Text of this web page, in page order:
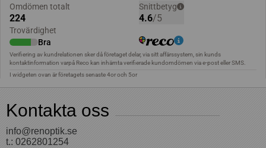
Kontakta oss
info@renoptik.se
t.: 0262801254